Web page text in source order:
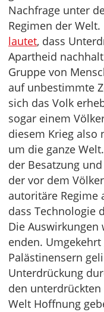
Nachfrage unter
Regimen der
lautet, dass
Apartheid
Gruppe von
auf unbestimmte
sich das Volk
sogar einem
diesem Krieg also
um die ganze
der Besatzung
der vor dem
autoritäre Regime
dass Technologie
Die
enden.
Palästinensern
Unterdrückung
den unterdrückten
Welt Hoffnung